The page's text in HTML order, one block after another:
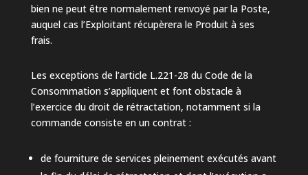
bien ne peut être normalement renvoyé par la Poste,
auquel cas l’Exploitant récupèrera le Produit à ses
frais.
Les exceptions de l’article L.221-28 du Code de la
Consommation s’appliquent et font obstacle à
l’exercice du droit de rétractation, notamment si la
commande consiste en un contrat :
de fourniture de services pleinement exécutés avant